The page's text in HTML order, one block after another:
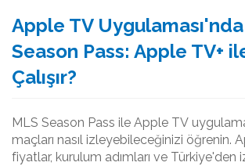
Apple TV
Season Pass: Apple TV+
Çalışır?
MLS Season Pass ile Apple TV
maçları nasıl izleyebileceğinizi öğrenin.
fiyatlar, kurulum adımları ve Türkiye'den